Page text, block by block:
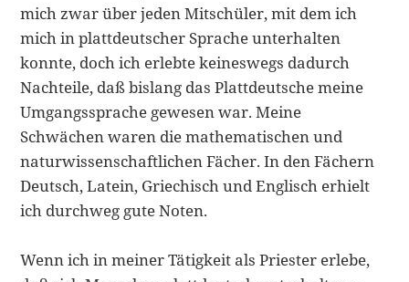
mich zwar über jeden Mitschüler, mit dem ich
mich in platt­deutscher Sprache unterhalten
konnte, doch ich erlebte keineswegs dadurch
Nachteile, daß bislang das Plattdeutsche meine
Umgangssprache gewesen war. Meine
Schwächen waren die mathematischen und
naturwissenschaftlichen Fächer. In den Fächern
Deutsch, Latein, Griechisch und Englisch erhielt
ich durch­weg gute Noten.
Wenn ich in meiner Tätigkeit als Priester erlebe,